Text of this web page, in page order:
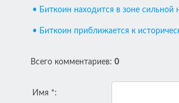
• Биткоин находится в зоне сильной
• Биткоин приближается к
Всего комментариев: 0
Имя *: